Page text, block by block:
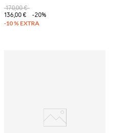
170,00 €
136,00 €
-20%